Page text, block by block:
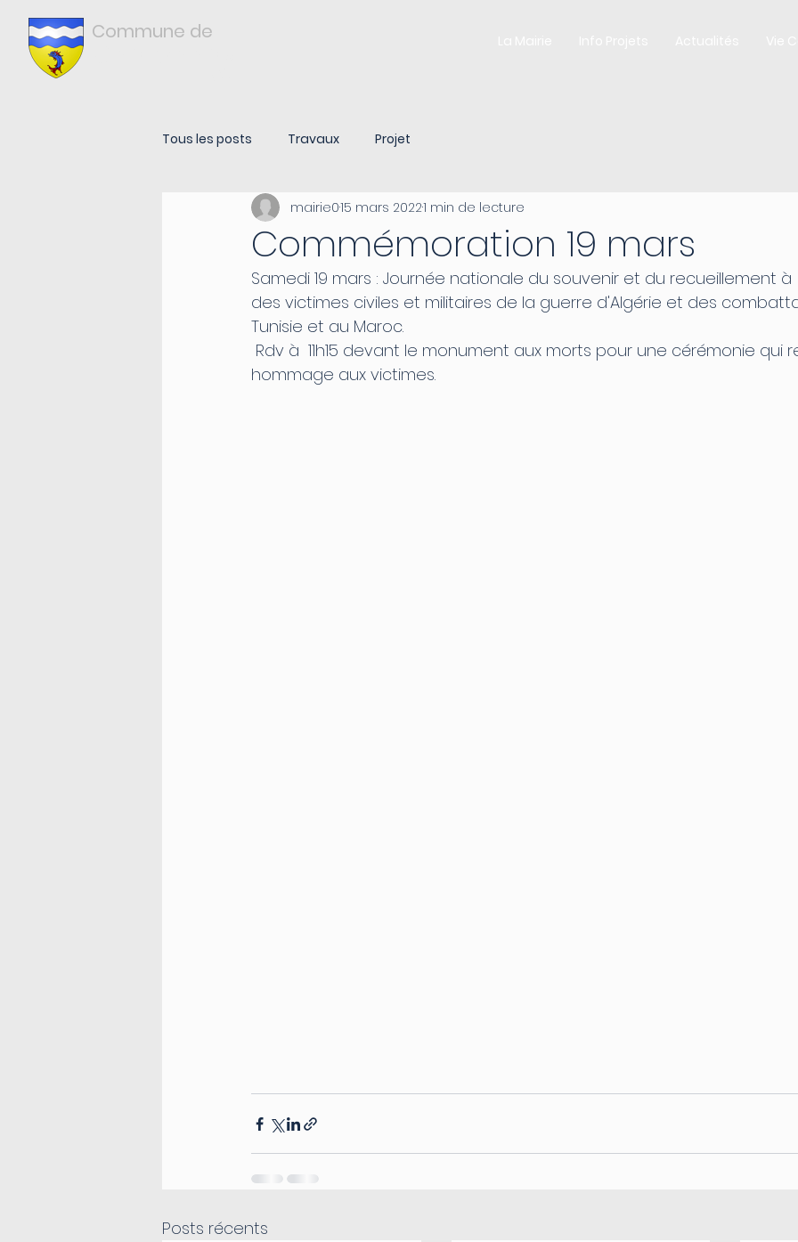
Commune de
Tous les posts Travaux Projet
Commémoration 19 mars
mairie015 mars 20221 min de lecture
Samedi 19 mars : Journée nationale du souvenir et du recueillement à
des victimes civiles et militaires de la guerre d'Algérie et des
Tunisie et au Maroc.
hommage aux victimes.
Posts récents